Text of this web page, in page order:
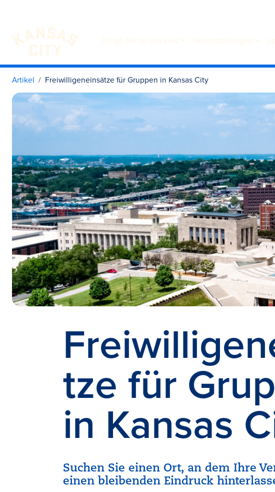
Besuchen Sie KC
Artikel Freiwilligeneinsätze für Gruppen in Kansas City
tze für
in Kansas
Suchen Sie einen Ort, an dem Ihre
einen bleibenden Eindruck